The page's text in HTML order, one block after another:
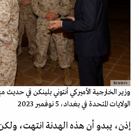
Reuters
وزير الخارجية الأميركي أنتوني بلينكن في
الولايات المتحدة في بغداد، 5 نوفمبر 2023
إذن، يبدو أن هذه الهدنة انتهت،